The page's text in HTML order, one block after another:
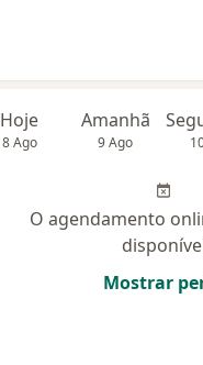
Hoje
8 Ago
Amanhã
9 Ago
O agendamento
Mostrar